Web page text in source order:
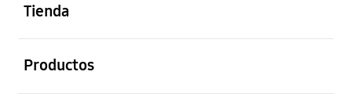
Tienda
Productos